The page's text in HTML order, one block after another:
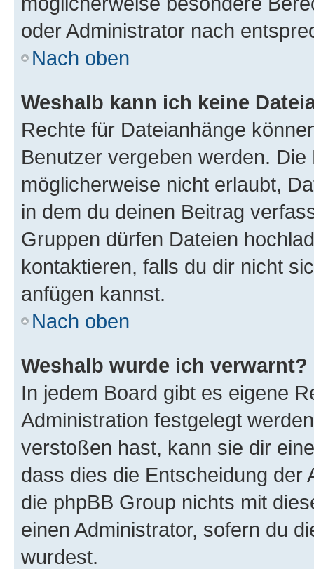
oder Administrator nach
Nach oben
Weshalb kann ich keine
Rechte für Dateianhänge
Benutzer vergeben werden.
möglicherweise nicht erlaubt,
in dem du deinen Beitrag
Gruppen dürfen Dateien
kontaktieren, falls du dir nicht
anfügen kannst.
Nach oben
Weshalb wurde ich verwarnt?
In jedem Board gibt es eigene
Administration festgelegt
verstoßen hast, kann sie dir
dass dies die Entscheidung der
die phpBB Group nichts mit
einen Administrator, sofern du
wurdest.